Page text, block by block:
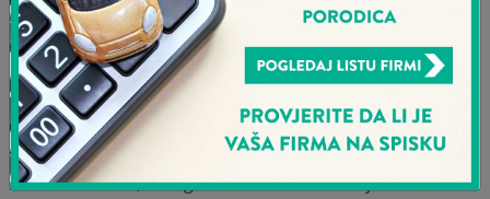
Bilo da je riječ o profesionalnim sportistima ili
rekreativcima, putovanja nose određene
zdravstvene i bezbjednosne rizike. Putničko
zdravstveno osiguranje obezbjeđuje sigurnost,
pokriva nepredviđene troškove liječenja u
inostranstvu, omogućava hitnu asistenciju i